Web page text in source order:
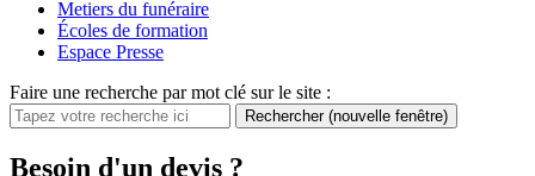
Metiers du funéraire
Écoles de formation
Espace Presse
Faire une recherche par mot clé sur le site :
Rechercher (nouvelle fenêtre)
Besoin d'un devis ?